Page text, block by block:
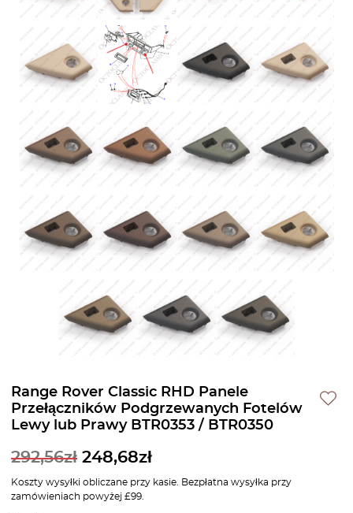
Range Rover Classic RHD Panele
Przełączników Podgrzewanych Fotelów
Lewy lub Prawy BTR0353 / BTR0350
292,56zł 248,68zł
Koszty wysyłki obliczane przy kasie. Bezpłatna wysyłka przy
zamówieniach powyżej £99.